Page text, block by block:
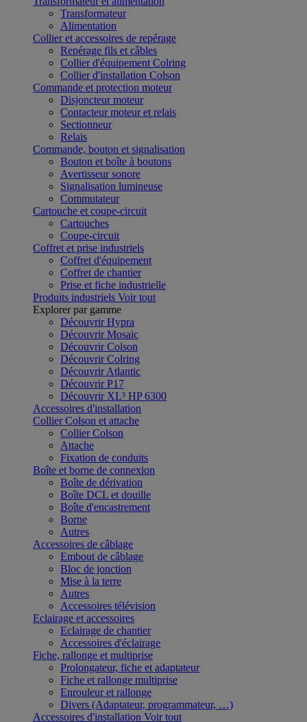
Transformateur
Alimentation
Collier et accessoires de repérage
Repérage fils et câbles
Collier d'équipement Colring
Collier d'installation Colson
Commande et protection moteur
Disjoncteur moteur
Contacteur moteur et relais
Sectionneur
Relais
Commande, bouton et signalisation
Bouton et boîte à boutons
Avertisseur sonore
Signalisation lumineuse
Commutateur
Cartouche et coupe-circuit
Cartouches
Coupe-circuit
Coffret et prise industriels
Coffret d'équipement
Coffret de chantier
Prise et fiche industrielle
Produits industriels Voir tout
Explorer par gamme
Découvrir Hypra
Découvrir Mosaic
Découvrir Colson
Découvrir Colring
Découvrir Atlantic
Découvrir P17
Découvrir XL³ HP 6300
Accessoires d'installation
Collier Colson et attache
Collier Colson
Attache
Fixation de conduits
Boîte et borne de connexion
Boîte de dérivation
Boîte DCL et douille
Boîte d'encastrement
Borne
Autres
Accessoires de câblage
Embout de câblage
Bloc de jonction
Mise à la terre
Autres
Accessoires télévision
Eclairage et accessoires
Eclairage de chantier
Accessoires d'éclairage
Fiche, rallonge et multiprise
Prolongateur, fiche et adaptateur
Fiche et rallonge multiprise
Enrouleur et rallonge
Divers (Adaptateur, programmateur, …)
Accessoires d'installation Voir tout